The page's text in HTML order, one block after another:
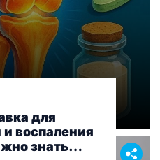
для
воспаления
знать